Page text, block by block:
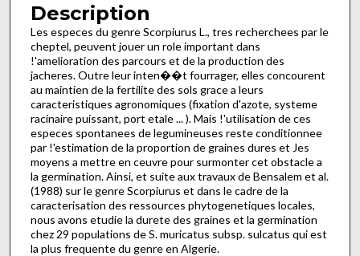
Description
Les especes du genre Scorpiurus L., tres recherchees par le
cheptel, peuvent jouer un role important dans
!'amelioration des parcours et de la production des
jacheres. Outre leur inten��t fourrager, elles concourent
au maintien de la fertilite des sols grace a leurs
caracteristiques agronomiques (fixation d'azote, systeme
racinaire puissant, port etale ... ). Mais !'utilisation de ces
especes spontanees de legumineuses reste conditionnee
par !'estimation de la proportion de graines dures et Jes
moyens a mettre en ceuvre pour surmonter cet obstacle a
la germination. Ainsi, et suite aux travaux de Bensalem et al.
(1988) sur le genre Scorpiurus et dans le cadre de la
caracterisation des res­sources phytogenetiques locales,
nous avons etudie la durete des graines et la germination
chez 29 populations de S. murica­tus subsp. sulcatus qui est
la plus frequente du genre en Algerie.